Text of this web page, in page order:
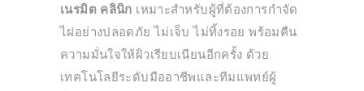
เนรมิต คลินิก เหมาะสำหรับผู้ที่ต้องการกำจัด
ไฝอย่างปลอดภัย ไม่เจ็บ ไม่ทิ้งรอย พร้อมคืน
ความมั่นใจให้ผิวเรียบเนียนอีกครั้ง ด้วย
เทคโนโลยีระดับมืออาชีพและทีมแพทย์ผู้